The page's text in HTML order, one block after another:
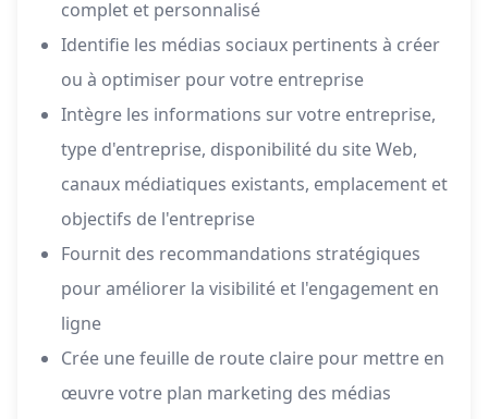
complet et personnalisé
Identifie les médias sociaux pertinents à créer
ou à optimiser pour votre entreprise
Intègre les informations sur votre entreprise,
type d'entreprise, disponibilité du site Web,
canaux médiatiques existants, emplacement et
objectifs de l'entreprise
Fournit des recommandations stratégiques
pour améliorer la visibilité et l'engagement en
ligne
Crée une feuille de route claire pour mettre en
œuvre votre plan marketing des médias